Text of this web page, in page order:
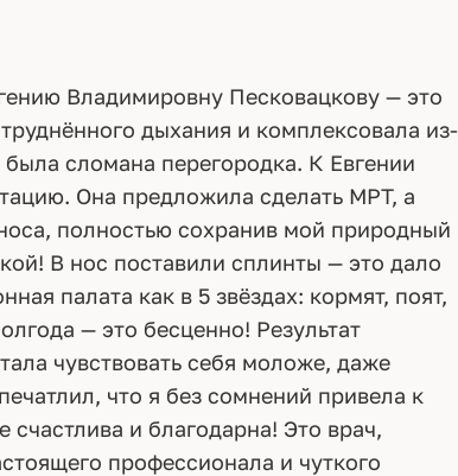
Владимировну Песковацкову — это
дыхания и комплексовала из-
сломана перегородка. К Евгении
Она предложила сделать МРТ, а
полностью сохранив мой природный
В нос поставили сплинты — это дало
палата как в 5 звёздах: кормят, поят,
— это бесценно! Результат
чувствовать себя моложе, даже
что я без сомнений привела к
и благодарна! Это врач,
профессионала и чуткого